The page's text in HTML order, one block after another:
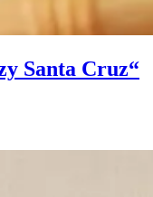
Santa Cruz“